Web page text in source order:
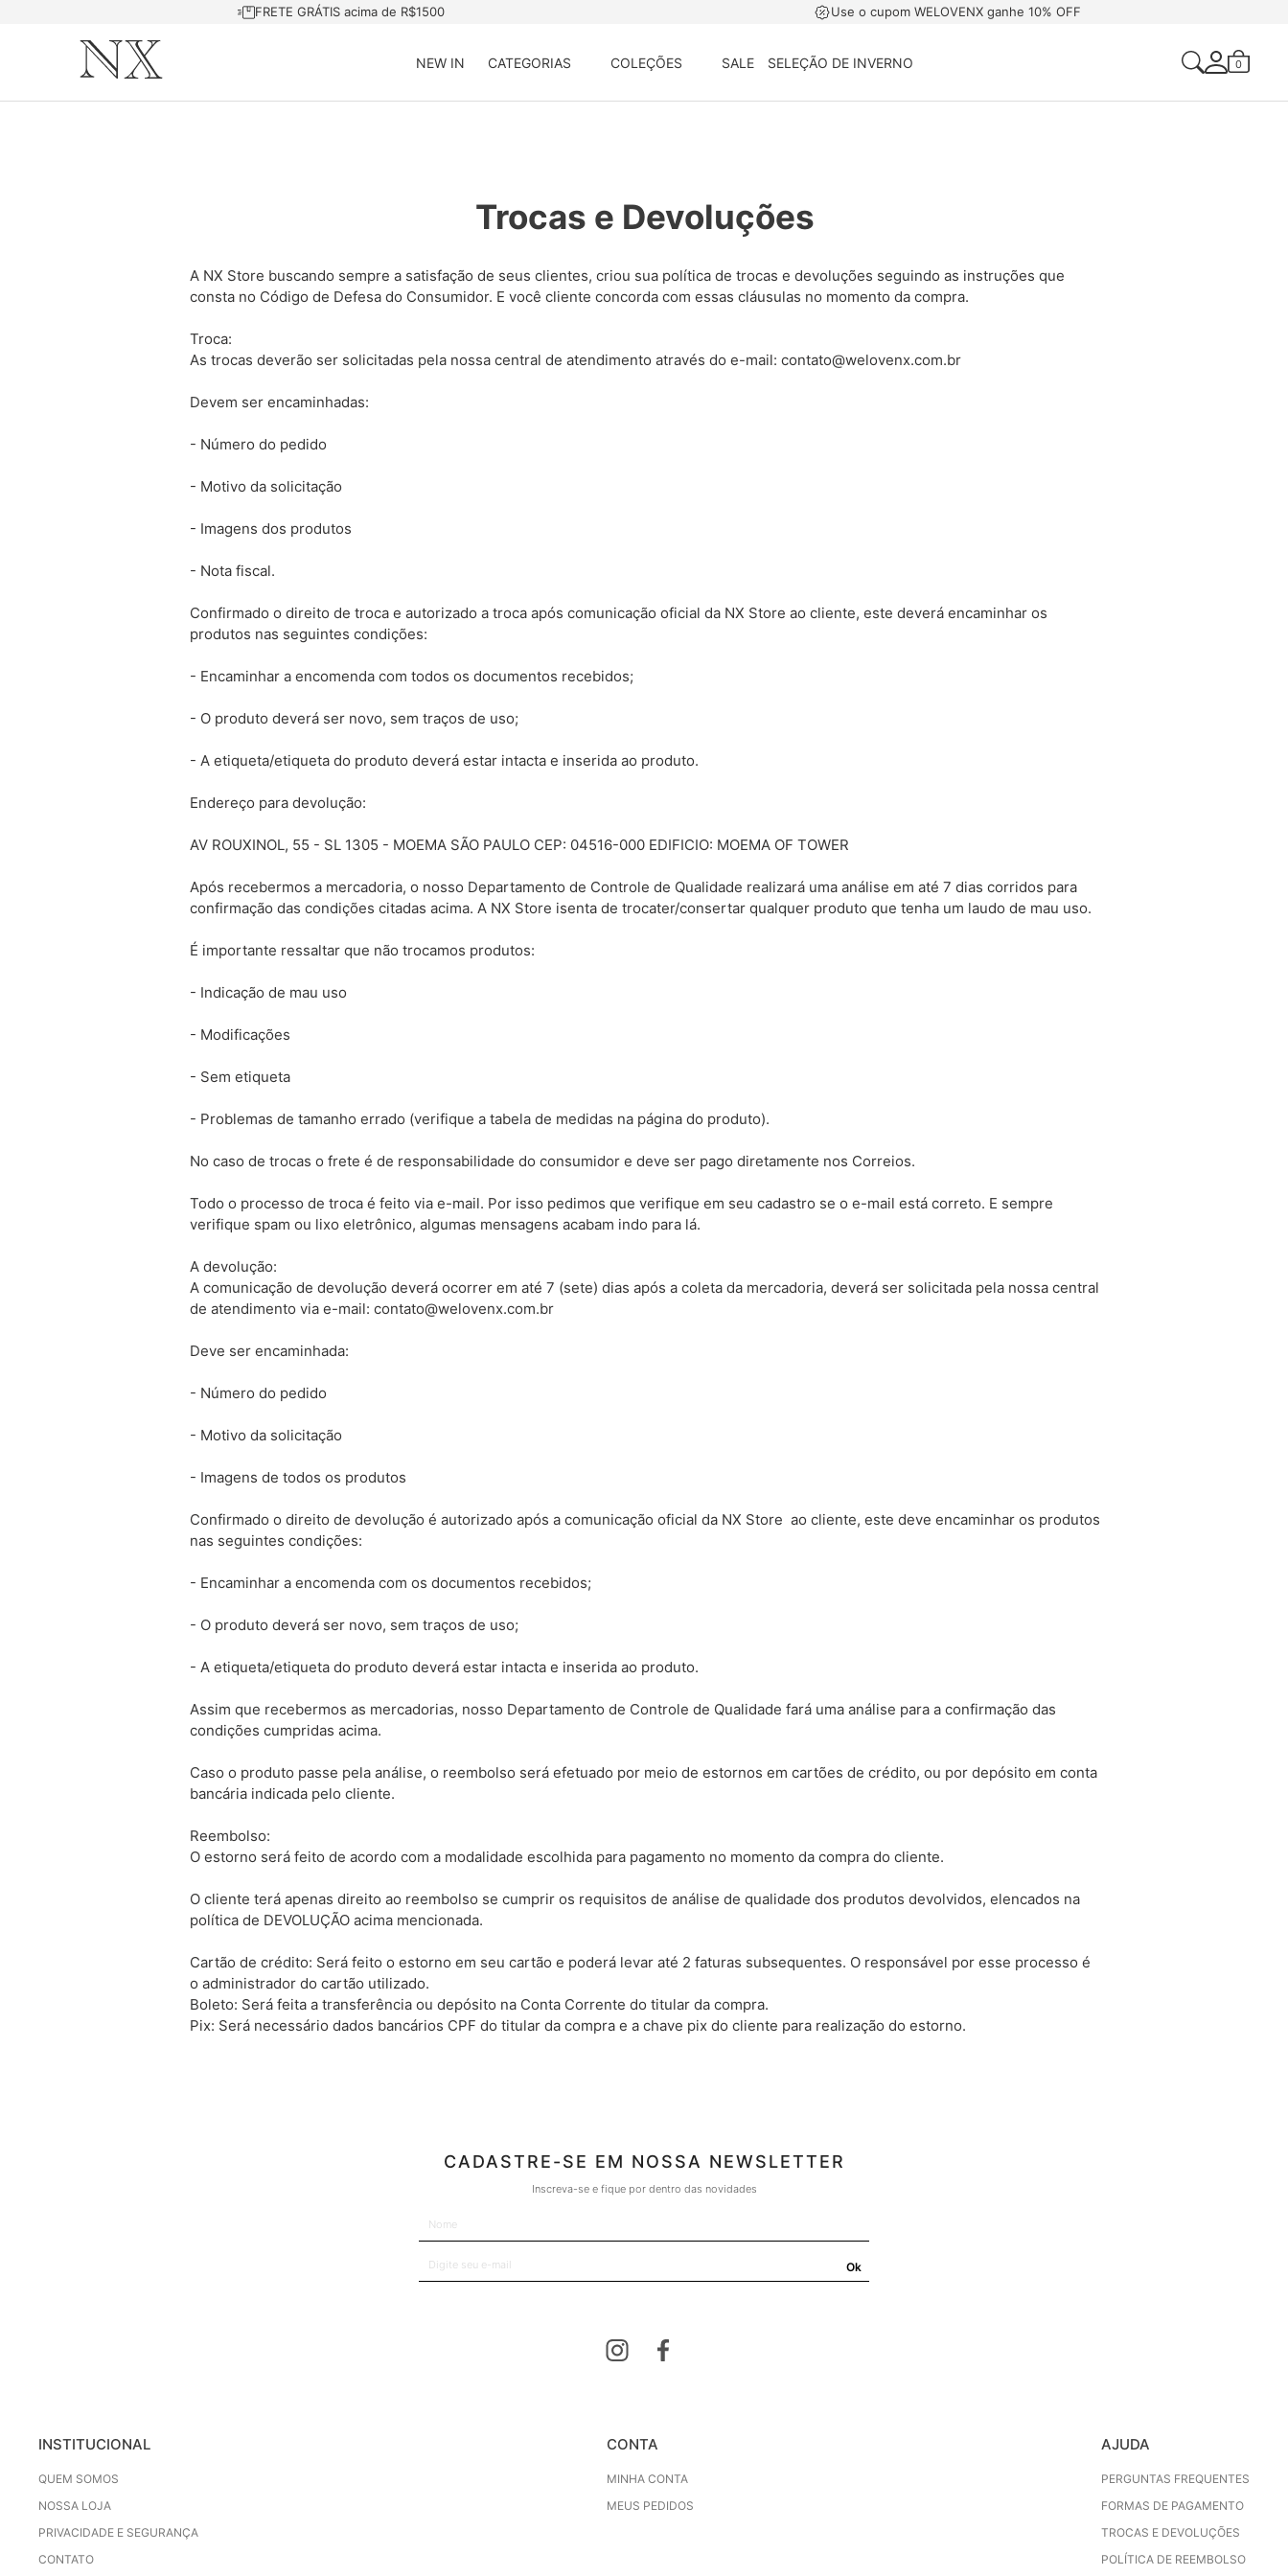
FRETE GRÁTIS acima de R$1500 Use o cupom WELOVENX ganhe 10% OFF
NEW IN CATEGORIAS COLEÇÕES SALE SELEÇÃO DE INVERNO 0
Trocas e Devoluções
A NX Store buscando sempre a satisfação de seus clientes, criou sua política de trocas e devoluções seguindo as instruções que
consta no Código de Defesa do Consumidor. E você cliente concorda com essas cláusulas no momento da compra.
Troca:
As trocas deverão ser solicitadas pela nossa central de atendimento através do e-mail: contato@welovenx.com.br
Devem ser encaminhadas:
- Número do pedido
- Motivo da solicitação
- Imagens dos produtos
- Nota fiscal.
Confirmado o direito de troca e autorizado a troca após comunicação oficial da NX Store ao cliente, este deverá encaminhar os
produtos nas seguintes condições:
- Encaminhar a encomenda com todos os documentos recebidos;
- O produto deverá ser novo, sem traços de uso;
- A etiqueta/etiqueta do produto deverá estar intacta e inserida ao produto.
Endereço para devolução:
AV ROUXINOL, 55 - SL 1305 - MOEMA SÃO PAULO CEP: 04516-000 EDIFICIO: MOEMA OF TOWER
Após recebermos a mercadoria, o nosso Departamento de Controle de Qualidade realizará uma análise em até 7 dias corridos para
confirmação das condições citadas acima. A NX Store isenta de trocater/consertar qualquer produto que tenha um laudo de mau uso.
É importante ressaltar que não trocamos produtos:
- Indicação de mau uso
- Modificações
- Sem etiqueta
- Problemas de tamanho errado (verifique a tabela de medidas na página do produto).
No caso de trocas o frete é de responsabilidade do consumidor e deve ser pago diretamente nos Correios.
Todo o processo de troca é feito via e-mail. Por isso pedimos que verifique em seu cadastro se o e-mail está correto. E sempre
verifique spam ou lixo eletrônico, algumas mensagens acabam indo para lá.
A devolução:
A comunicação de devolução deverá ocorrer em até 7 (sete) dias após a coleta da mercadoria, deverá ser solicitada pela nossa central
de atendimento via e-mail:contato@welovenx.com.br
Deve ser encaminhada:
- Número do pedido
- Motivo da solicitação
- Imagens de todos os produtos
Confirmado o direito de devolução é autorizado após a comunicação oficial da NX Store ao cliente, este deve encaminhar os produtos
nas seguintes condições:
- Encaminhar a encomenda com os documentos recebidos;
- O produto deverá ser novo, sem traços de uso;
- A etiqueta/etiqueta do produto deverá estar intacta e inserida ao produto.
Assim que recebermos as mercadorias, nosso Departamento de Controle de Qualidade fará uma análise para a confirmação das
condições cumpridas acima.
Caso o produto passe pela análise, o reembolso será efetuado por meio de estornos em cartões de crédito, ou por depósito em conta
bancária indicada pelo cliente.
Reembolso:
O estorno será feito de acordo com a modalidade escolhida para pagamento no momento da compra do cliente.
O cliente terá apenas direito ao reembolso se cumprir os requisitos de análise de qualidade dos produtos devolvidos, elencados na
política de DEVOLUÇÃO acima mencionada.
Cartão de crédito: Será feito o estorno em seu cartão e poderá levar até 2 faturas subsequentes. O responsável por esse processo é
o administrador do cartão utilizado.
Boleto: Será feita a transferência ou depósito na Conta Corrente do titular da compra.
Pix: Será necessário dados bancários CPF do titular da compra e a chave pix do cliente para realização do estorno.
CADASTRE-SE EM NOSSA NEWSLETTER
Inscreva-se e fique por dentro das novidades
Ok
INSTITUCIONAL
QUEM SOMOS
NOSSA LOJA
PRIVACIDADE E SEGURANÇA
CONTATO
CONTA
MINHA CONTA
MEUS PEDIDOS
AJUDA
PERGUNTAS FREQUENTES
FORMAS DE PAGAMENTO
TROCAS E DEVOLUÇÕES
POLÍTICA DE REEMBOLSO